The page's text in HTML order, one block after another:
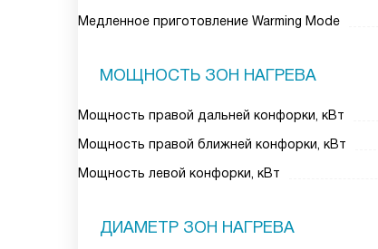
Медленное приготовление Warming Mode
МОЩНОСТЬ ЗОН НАГРЕВА
Мощность правой дальней конфорки, кВт
Мощность правой ближней конфорки, кВт
Мощность левой конфорки, кВт
ДИАМЕТР ЗОН НАГРЕВА